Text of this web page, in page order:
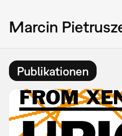
Marcin
Publikationen